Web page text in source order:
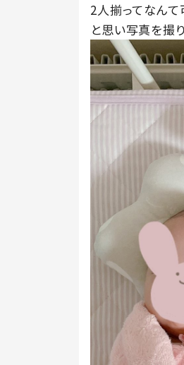
2人揃ってなんて
と思い写真を撮